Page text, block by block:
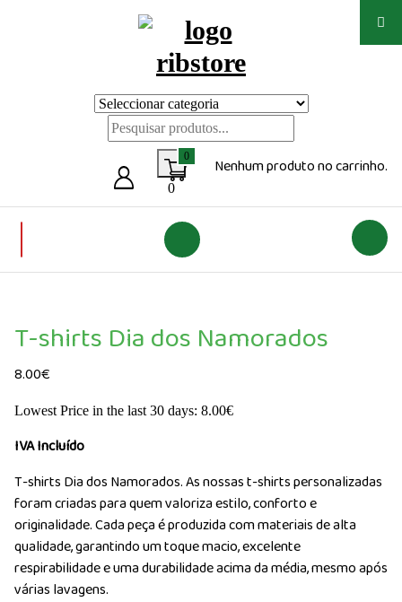
0
0
Nenhum produto no carrinho.
T-shirts Dia dos Namorados
8.00€
Lowest Price in the last 30 days: 8.00€
IVA Incluído
T-shirts Dia dos Namorados. As nossas t-shirts personalizadas
foram criadas para quem valoriza estilo, conforto e
originalidade. Cada peça é produzida com materiais de alta
qualidade, garantindo um toque macio, excelente
respirabilidade e uma durabilidade acima da média, mesmo após
várias lavagens.